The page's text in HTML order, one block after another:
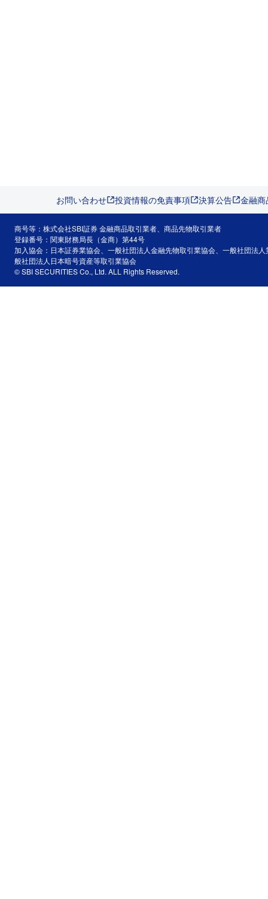
お問い合わせ 投資情報の免責事項 決算公告 金融
商号等：株式会社SBI証券 金融商品取引業者、商品先物取引業者
登録番号：関東財務局長（金商）第44号
加入協会：日本証券業協会、一般社団法人金融先物取引業協会、一般社団法
般社団法人日本暗号資産等取引業協会
© SBI SECURITIES Co., Ltd. ALL Rights Reserved.